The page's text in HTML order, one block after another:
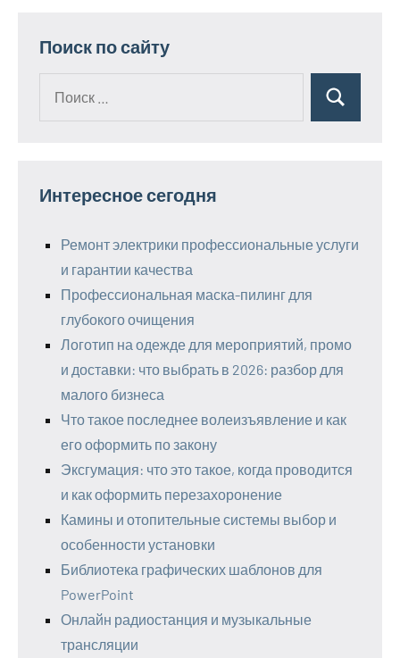
Поиск по сайту
Поиск
Интересное сегодня
Ремонт электрики профессиональные услуги
и гарантии качества
Профессиональная маска-пилинг для
глубокого очищения
Логотип на одежде для мероприятий, промо
и доставки: что выбрать в 2026: разбор для
малого бизнеса
Что такое последнее волеизъявление и как
его оформить по закону
Эксгумация: что это такое, когда проводится
и как оформить перезахоронение
Камины и отопительные системы выбор и
особенности установки
Библиотека графических шаблонов для
PowerPoint
Онлайн радиостанция и музыкальные
трансляции